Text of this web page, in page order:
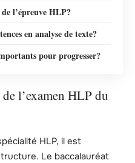
l’épreuve HLP?
en analyse de texte?
pour progresser?
l’examen HLP du
HLP, il est
Le baccalauréat